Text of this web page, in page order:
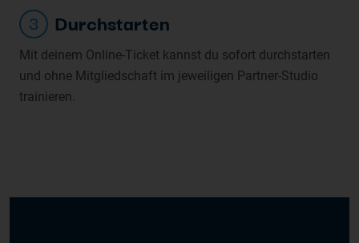
3 Durchstarten
Mit deinem Online-Ticket kannst du sofort durchstarten
und ohne Mitgliedschaft im jeweiligen Partner-Studio
trainieren.